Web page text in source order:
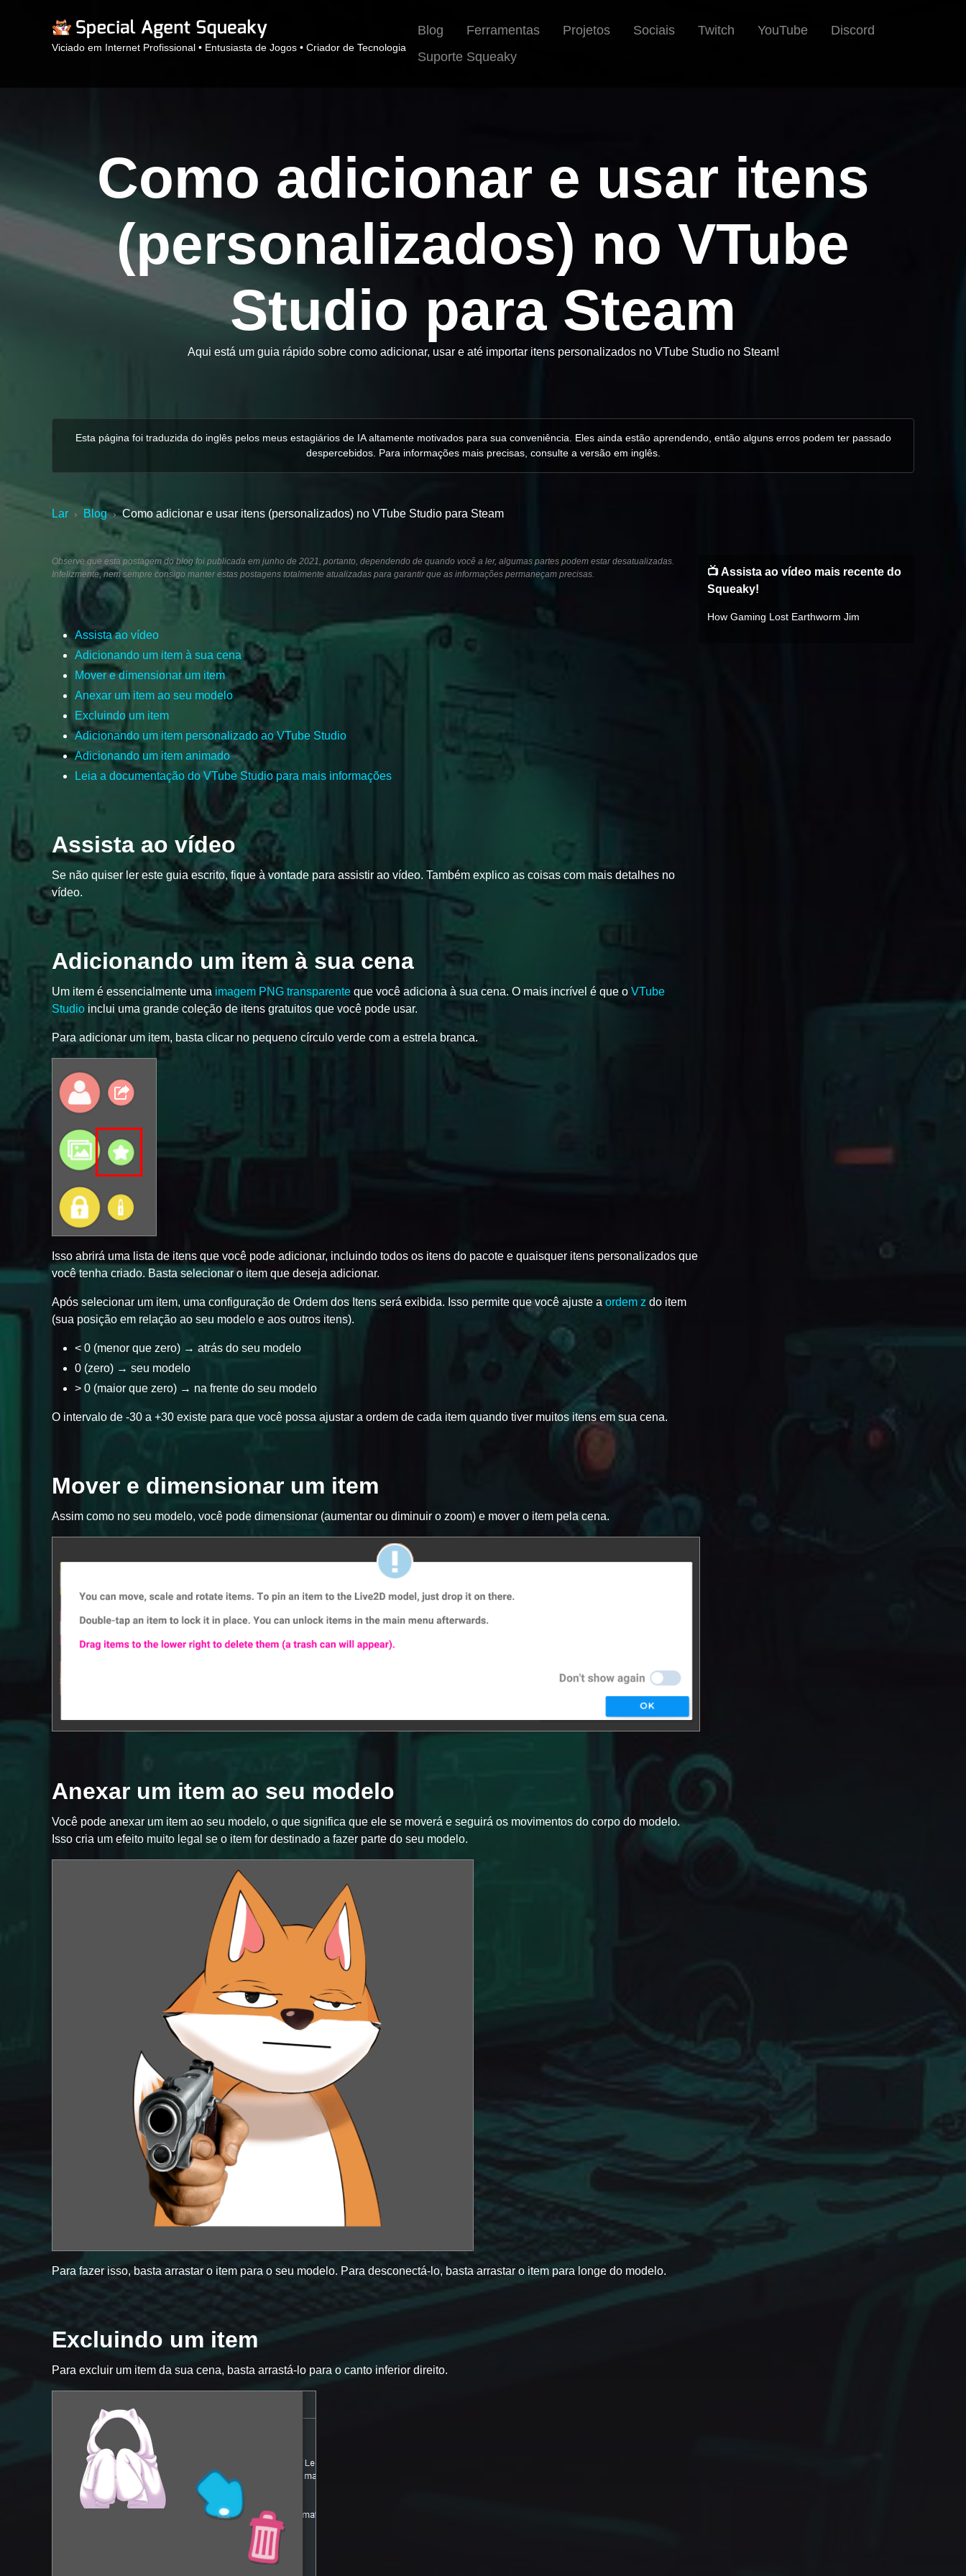
Viciado em Internet Profissional • Entusiasta de Jogos • Criador de Tecnologia
Blog Ferramentas Projetos Sociais Twitch YouTube
Discord
Suporte Squeaky
Como adicionar e usar itens
(personalizados) no VTube
Studio para Steam
Aqui está um guia rápido sobre como adicionar, usar e até importar itens personalizados no VTube Studio no Steam!
Esta página foi traduzida do inglês pelos meus estagiários de IA altamente motivados para sua conveniência. Eles ainda estão aprendendo, então alguns erros podem ter passado
despercebidos. Para informações mais precisas, consulte a versão em inglês.
Lar › Blog › Como adicionar e usar itens (personalizados) no VTube Studio para Steam
Observe que esta postagem do blog foi publicada em junho de 2021, portanto, dependendo de quando você a ler, algumas partes podem estar desatualizadas.
Infelizmente, nem sempre consigo manter estas postagens totalmente atualizadas para garantir que as informações permaneçam precisas.
Assista ao vídeo
Adicionando um item à sua cena
Mover e dimensionar um item
Anexar um item ao seu modelo
Excluindo um item
Adicionando um item personalizado ao VTube Studio
Adicionando um item animado
Leia a documentação do VTube Studio para mais informações
Assista ao vídeo
Se não quiser ler este guia escrito, fique à vontade para assistir ao vídeo. Também explico as coisas com mais detalhes no
vídeo.
Adicionando um item à sua cena
Um item é essencialmente uma imagem PNG transparente que você adiciona à sua cena. O mais incrível é que o VTube
Studio inclui uma grande coleção de itens gratuitos que você pode usar.
Para adicionar um item, basta clicar no pequeno círculo verde com a estrela branca.
Isso abrirá uma lista de itens que você pode adicionar, incluindo todos os itens do pacote e quaisquer itens personalizados que
você tenha criado. Basta selecionar o item que deseja adicionar.
Após selecionar um item, uma configuração de Ordem dos Itens será exibida. Isso permite que você ajuste a ordem z do item
(sua posição em relação ao seu modelo e aos outros itens).
< 0 (menor que zero) → atrás do seu modelo
0 (zero) → seu modelo
> 0 (maior que zero) → na frente do seu modelo
O intervalo de -30 a +30 existe para que você possa ajustar a ordem de cada item quando tiver muitos itens em sua cena.
Mover e dimensionar um item
Assim como no seu modelo, você pode dimensionar (aumentar ou diminuir o zoom) e mover o item pela cena.
Anexar um item ao seu modelo
Você pode anexar um item ao seu modelo, o que significa que ele se moverá e seguirá os movimentos do corpo do modelo.
Isso cria um efeito muito legal se o item for destinado a fazer parte do seu modelo.
Para fazer isso, basta arrastar o item para o seu modelo. Para desconectá-lo, basta arrastar o item para longe do modelo.
Excluindo um item
Para excluir um item da sua cena, basta arrastá-lo para o canto inferior direito.
📺 Assista ao vídeo mais recente do
Squeaky!
How Gaming Lost Earthworm Jim